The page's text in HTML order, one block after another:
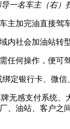
一名车主（右）
加完油直接
内社会加油站转型
任何操作，便可
定银行卡、微
无感支付系统
油站、客户